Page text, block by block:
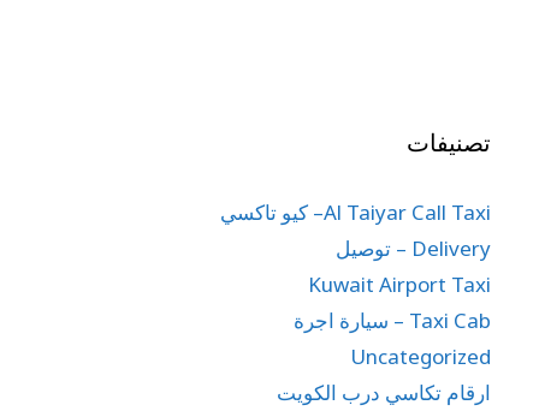
تصنيفات
Al Taiyar Call Taxi– كيو تاكسي
Delivery – توصيل
Kuwait Airport Taxi
Taxi Cab – سيارة اجرة
Uncategorized
ارقام تكاسي درب الكويت